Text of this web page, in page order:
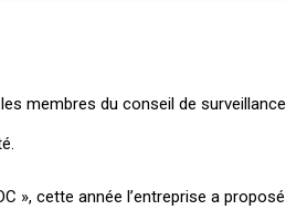
membres du conseil de surveillance
», cette année l’entreprise a proposé